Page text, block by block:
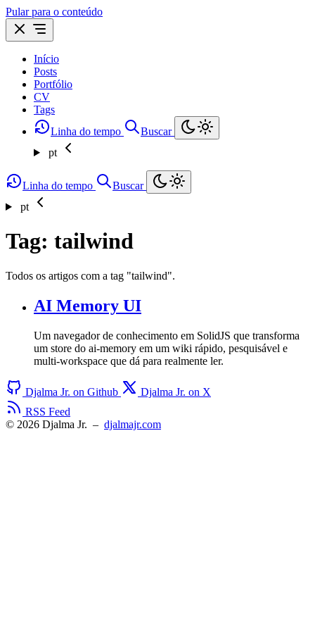
Pular para o conteúdo
Início
Posts
Portfólio
CV
Tags
Linha do tempo
Buscar
pt
Linha do tempo
Buscar
pt
Tag: tailwind
Todos os artigos com a tag "tailwind".
AI Memory UI
Um navegador de conhecimento em SolidJS que transforma
um store do ai-memory em um wiki rápido, pesquisável e
multi-workspace que dá para realmente ler.
Djalma Jr. on Github
Djalma Jr. on X
RSS Feed
© 2026 Djalma Jr. – djalmajr.com